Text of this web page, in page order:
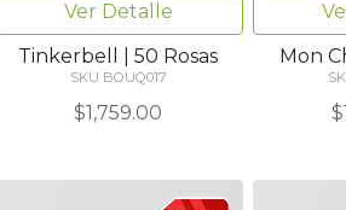
Ver Detalle
Tinkerbell | 50 Rosas
SKU BOUQ017
$1,759.00
Mon